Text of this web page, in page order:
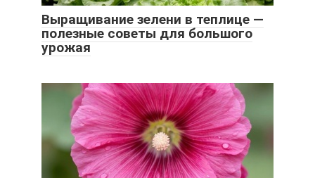
Выращивание зелени в теплице —
полезные советы для большого
урожая